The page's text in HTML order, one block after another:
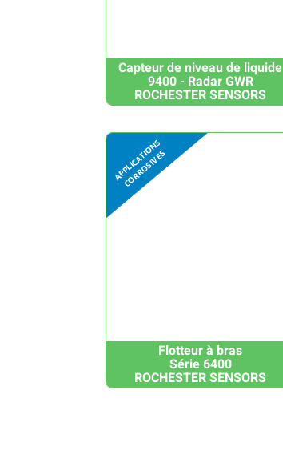
Capteur de niveau de liquide
9400 - Radar GWR
ROCHESTER SENSORS
Flotteur à bras
Série 6400
ROCHESTER SENSORS